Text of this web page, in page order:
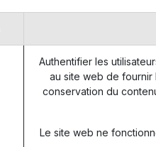
Authentifier les
au site web de fournir
conservation du
Le site web ne